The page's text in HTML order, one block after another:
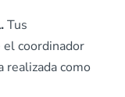
Tus
coordinador
realizada como